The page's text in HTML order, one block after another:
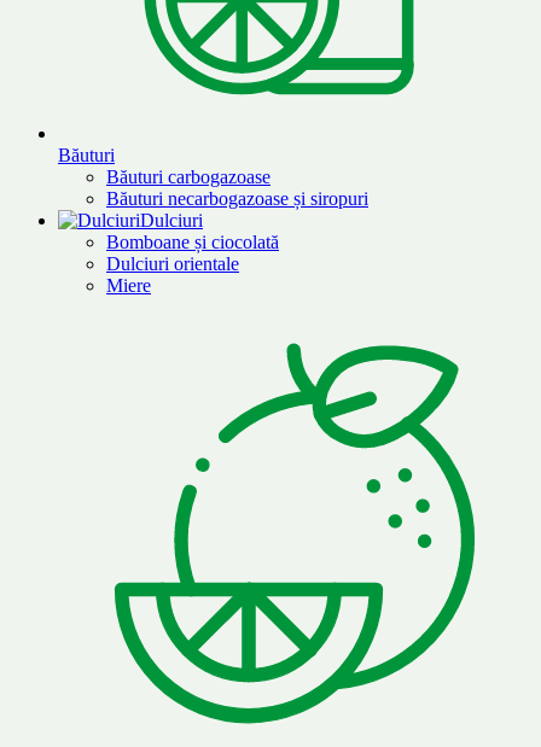
Băuturi
Băuturi carbogazoase
Băuturi necarbogazoase și siropuri
Dulciuri
Bomboane și ciocolată
Dulciuri orientale
Miere